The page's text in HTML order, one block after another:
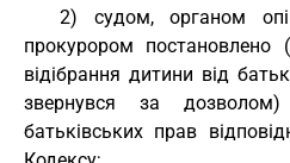
2) судом, органом
прокурором постановлено
відібрання дитини від
звернувся за
батьківських прав